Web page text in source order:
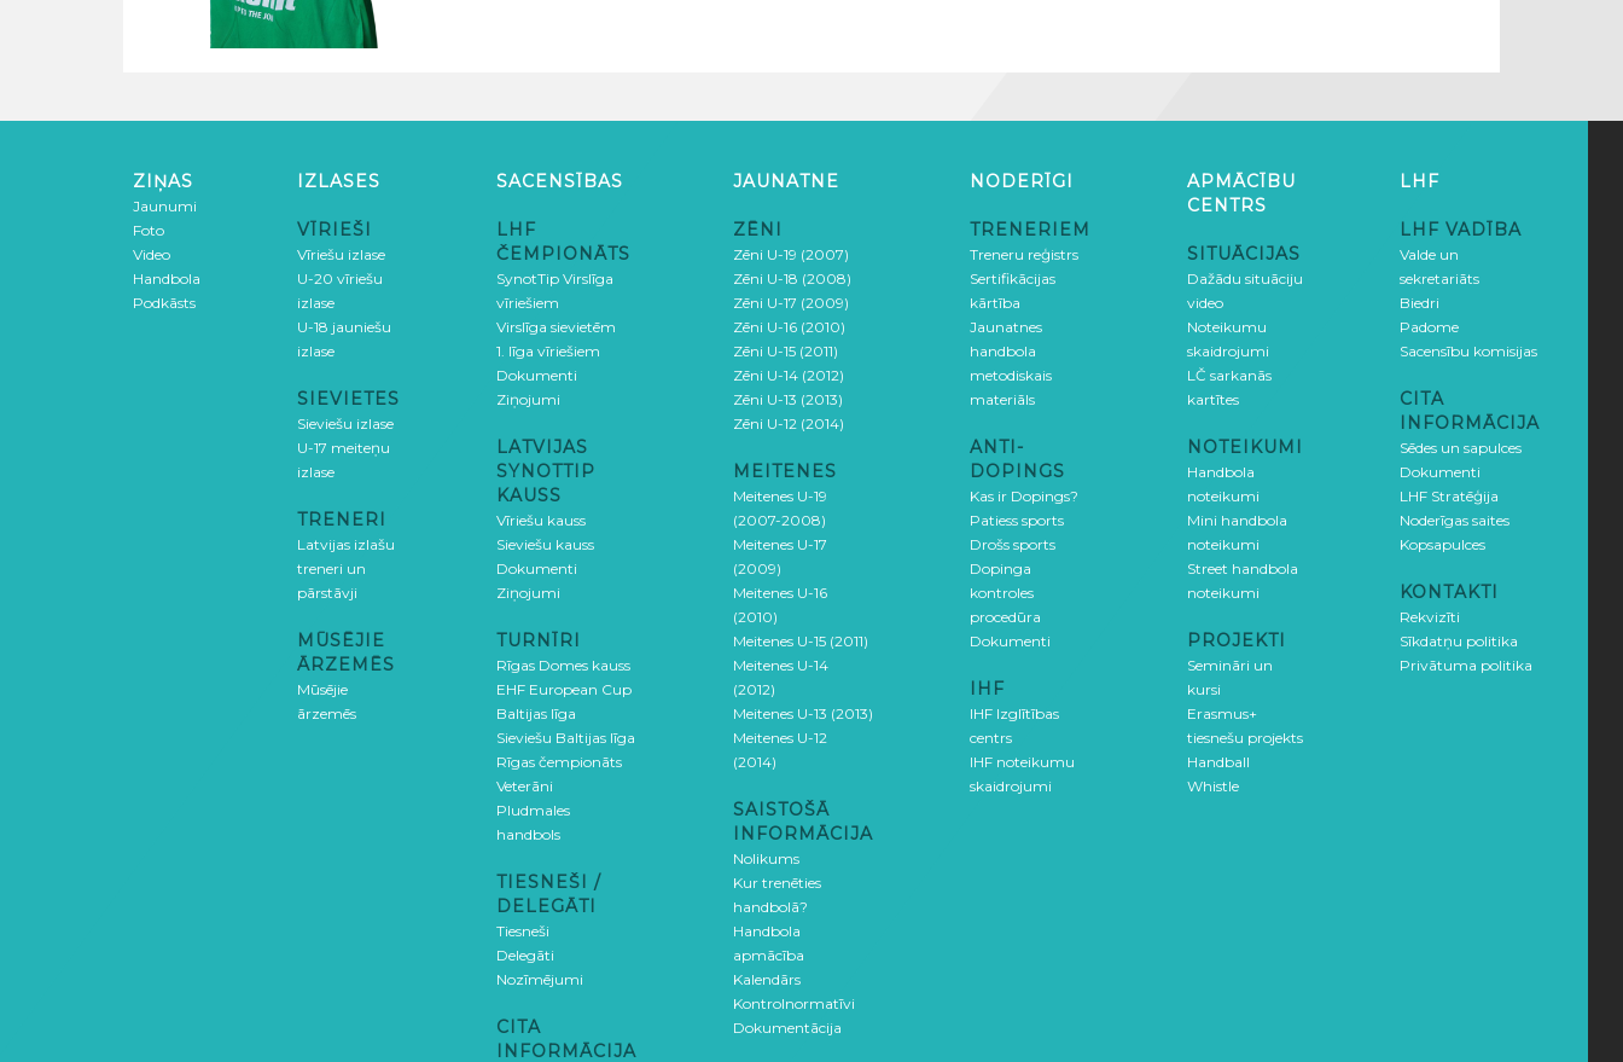
ZIŅAS
Jaunumi
Foto
Video
Handbola
Podkāsts
IZLASES
VĪRIEŠI
Vīriešu izlase
U-20 vīriešu
izlase
U-18 jauniešu
izlase
SIEVIETES
Sieviešu izlase
U-17 meiteņu
izlase
TRENERI
Latvijas izlašu
treneri un
pārstāvji
MŪSĒJIE
ĀRZEMĒS
Mūsējie
ārzemēs
SACENSĪBAS
LHF
ČEMPIONĀTS
SynotTip Virslīga
vīriešiem
Virslīga sievietēm
1. līga vīriešiem
Dokumenti
Ziņojumi
LATVIJAS
SYNOTTIP
KAUSS
Vīriešu kauss
Sieviešu kauss
Dokumenti
Ziņojumi
TURNĪRI
Rīgas Domes kauss
EHF European Cup
Baltijas līga
Sieviešu Baltijas līga
Rīgas čempionāts
Veterāni
Pludmales
handbols
TIESNEŠI /
DELEGĀTI
Tiesneši
Delegāti
Nozīmējumi
CITA
INFORMĀCIJA
JAUNATNE
ZĒNI
Zēni U-19 (2007)
Zēni U-18 (2008)
Zēni U-17 (2009)
Zēni U-16 (2010)
Zēni U-15 (2011)
Zēni U-14 (2012)
Zēni U-13 (2013)
Zēni U-12 (2014)
MEITENES
Meitenes U-19
(2007-2008)
Meitenes U-17
(2009)
Meitenes U-16
(2010)
Meitenes U-15 (2011)
Meitenes U-14
(2012)
Meitenes U-13 (2013)
Meitenes U-12
(2014)
SAISTOŠĀ
INFORMĀCIJA
Nolikums
Kur trenēties
handbolā?
Handbola
apmācība
Kalendārs
Kontrolnormatīvi
Dokumentācija
NODERĪGI
TRENERIEM
Treneru reģistrs
Sertifikācijas
kārtība
Jaunatnes
handbola
metodiskais
materiāls
ANTI-
DOPINGS
Kas ir Dopings?
Patiess sports
Drošs sports
Dopinga
kontroles
procedūra
Dokumenti
IHF
IHF Izglītības
centrs
IHF noteikumu
skaidrojumi
APMĀCĪBU
CENTRS
SITUĀCIJAS
Dažādu situāciju
video
Noteikumu
skaidrojumi
LČ sarkanās
kartītes
NOTEIKUMI
Handbola
noteikumi
Mini handbola
noteikumi
Street handbola
noteikumi
PROJEKTI
Semināri un
kursi
Erasmus+
tiesnešu projekts
Handball
Whistle
LHF
LHF VADĪBA
Valde un
sekretariāts
Biedri
Padome
Sacensību komisijas
CITA
INFORMĀCIJA
Sēdes un sapulces
Dokumenti
LHF Stratēģija
Noderīgas saites
Kopsapulces
KONTAKTI
Rekvizīti
Sīkdatņu politika
Privātuma politika